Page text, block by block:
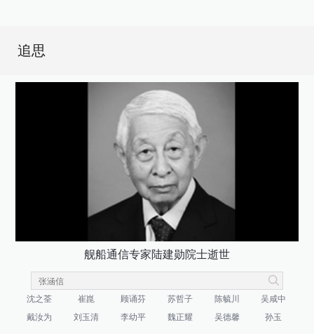
追思
舰船通信专家陆建勋院士逝世
沈之荃 崔崑 顾诵芬 苏哲子 陈毓川
吴咸中
戴汝为
刘玉清 李幼平 魏正耀 吴德馨 孙玉